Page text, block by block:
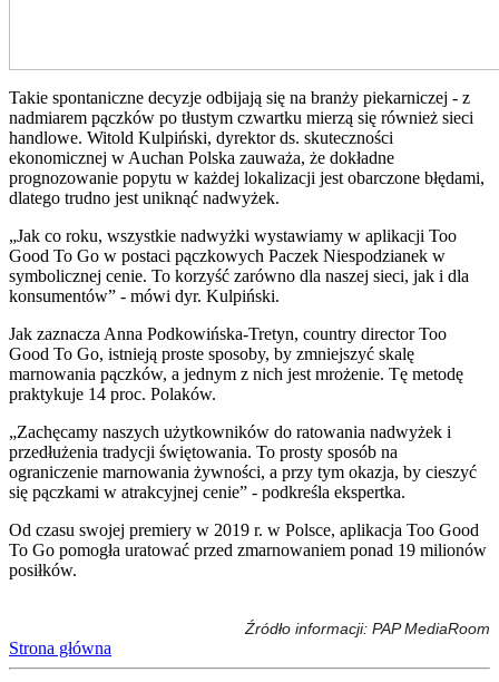
Takie spontaniczne decyzje odbijają się na branży piekarniczej - z
nadmiarem pączków po tłustym czwartku mierzą się również sieci
handlowe. Witold Kulpiński, dyrektor ds. skuteczności
ekonomicznej w Auchan Polska zauważa, że dokładne
prognozowanie popytu w każdej lokalizacji jest obarczone błędami,
dlatego trudno jest uniknąć nadwyżek.
„Jak co roku, wszystkie nadwyżki wystawiamy w aplikacji Too
Good To Go w postaci pączkowych Paczek Niespodzianek w
symbolicznej cenie. To korzyść zarówno dla naszej sieci, jak i dla
konsumentów” - mówi dyr. Kulpiński.
Jak zaznacza Anna Podkowińska-Tretyn, country director Too
Good To Go, istnieją proste sposoby, by zmniejszyć skalę
marnowania pączków, a jednym z nich jest mrożenie. Tę metodę
praktykuje 14 proc. Polaków.
„Zachęcamy naszych użytkowników do ratowania nadwyżek i
przedłużenia tradycji świętowania. To prosty sposób na
ograniczenie marnowania żywności, a przy tym okazja, by cieszyć
się pączkami w atrakcyjnej cenie” - podkreśla ekspertka.
Od czasu swojej premiery w 2019 r. w Polsce, aplikacja Too Good
To Go pomogła uratować przed zmarnowaniem ponad 19 milionów
posiłków.
Źródło informacji: PAP MediaRoom
Strona główna